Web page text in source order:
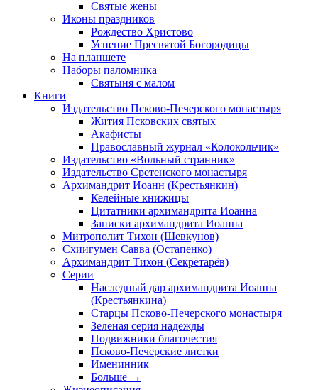
Святые жены
Иконы праздников
Рождество Христово
Успение Пресвятой Богородицы
На планшете
Наборы паломника
Святыня с малом
Книги
Издательство Псково-Печерского монастыря
Жития Псковских святых
Акафисты
Православный журнал «Колокольчик»
Издательство «Вольный странник»
Издательство Сретенского монастыря
Архимандрит Иоанн (Крестьянкин)
Келейные книжицы
Цитатники архимандрита Иоанна
Записки архимандрита Иоанна
Митрополит Тихон (Шевкунов)
Схиигумен Савва (Остапенко)
Архимандрит Тихон (Секретарёв)
Серии
Наследный дар архимандрита Иоанна
(Крестьянкина)
Старцы Псково-Печерского монастыря
Зеленая серия надежды
Подвижники благочестия
Псково-Печерские листки
Именинник
Больше →